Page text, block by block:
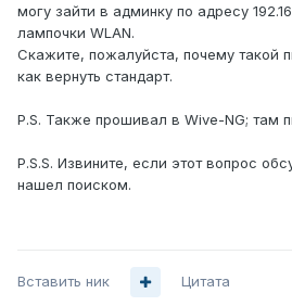
могу зайти в админку по адресу
лампочки WLAN.
Скажите, пожалуйста, почему такой
как вернуть стандарт.
P.S. Также прошивал в Wive-NG; там
P.S.S. Извините, если этот вопрос
нашел поиском.
Вставить ник Цитата